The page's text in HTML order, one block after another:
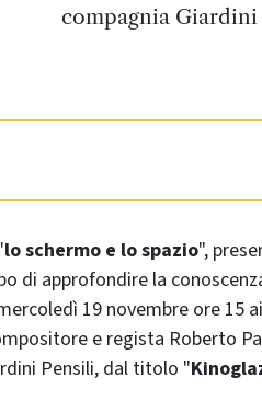
compagnia Giardini
lo schermo e lo spazio",
di approfondire la
19 novembre ore 15
e regista Roberto
Pensili, dal titolo "